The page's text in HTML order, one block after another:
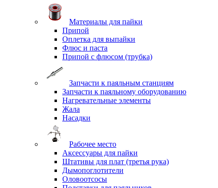
Материалы для пайки
Припой
Оплетка для выпайки
Флюс и паста
Припой с флюсом (трубка)
Запчасти к паяльным станциям
Запчасти к паяльному оборудованию
Нагревательные элементы
Жала
Насадки
Рабочее место
Аксессуары для пайки
Штативы для плат (третья рука)
Дымопоглотители
Оловоотсосы